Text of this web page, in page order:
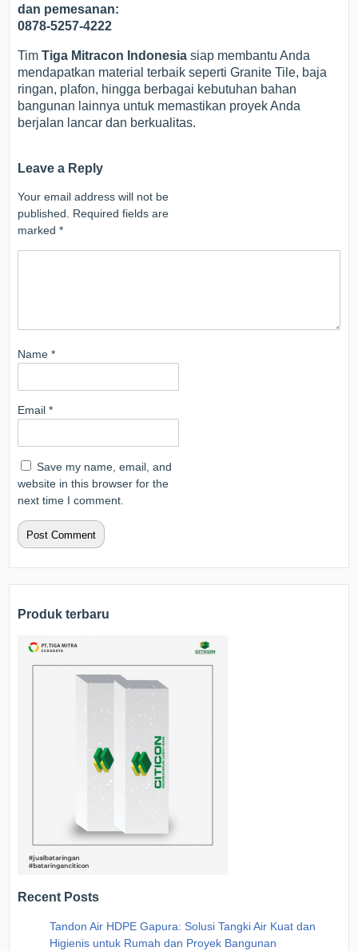
dan pemesanan:
0878-5257-4222
TimTiga Mitracon Indonesia siap membantu Anda
mendapatkan material terbaik seperti Granite Tile, baja
ringan, plafon, hingga berbagai kebutuhan bahan
bangunan lainnya untuk memastikan proyek Anda
berjalan lancar dan berkualitas.
Leave a Reply
Your email address will not be
published.
Required fields are
marked*
Name*
Email*
Save my name, email, and
website in this browser for the
next time I comment.
Produk terbaru
Recent Posts
Tandon Air HDPE Gapura: Solusi Tangki Air Kuat dan
Higienis untuk Rumah dan Proyek Bangunan